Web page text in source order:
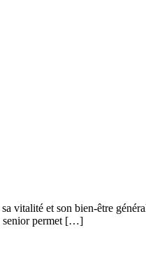
vitalité et son bien-être
senior permet […]